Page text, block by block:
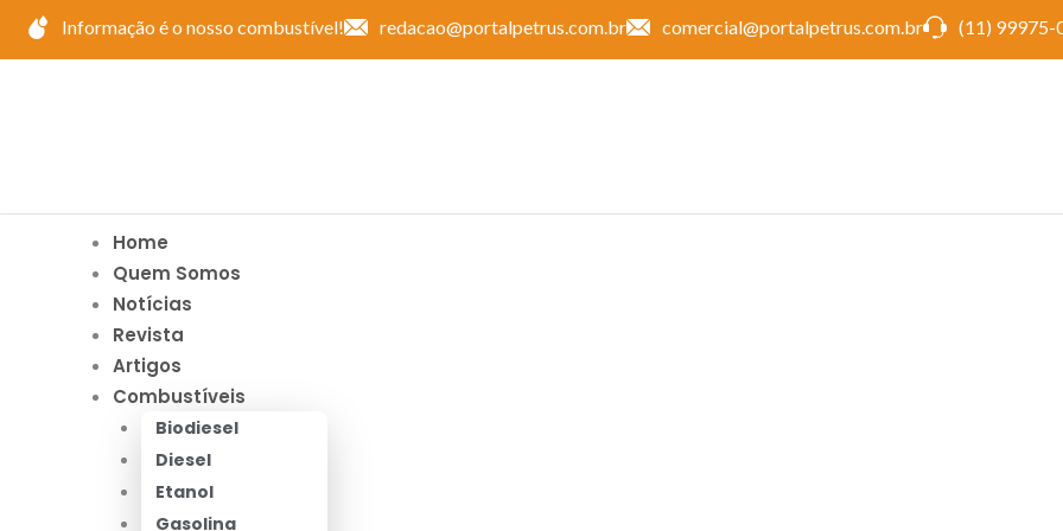
para
Informação é o nosso combustível! redacao@portalpetrus.com.br comercial@portalpetrus.com.br (11) 99975-
Home
Quem Somos
Notícias
Revista
Artigos
Combustíveis
Biodiesel
Diesel
Etanol
Gasolina